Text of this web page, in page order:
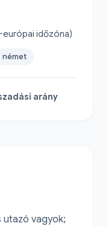
időzóna)
német
arány
utazó vagyok;